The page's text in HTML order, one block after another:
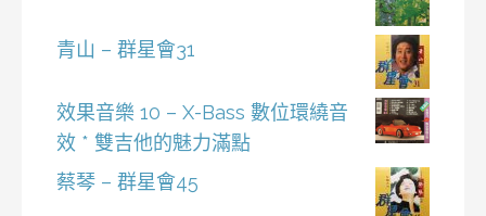
青山 – 群星會31
效果音樂 10 – X-Bass 數位環繞音
效 * 雙吉他的魅力滿點
蔡琴 – 群星會45